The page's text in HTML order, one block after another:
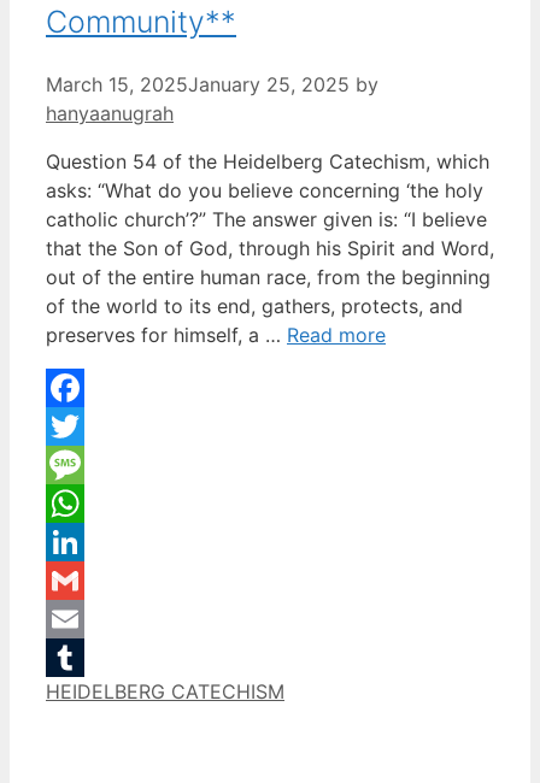
Community**
March 15, 2025January 25, 2025 by
hanyaanugrah
Question 54 of the Heidelberg Catechism, which
asks: “What do you believe concerning ‘the holy
catholic church’?” The answer given is: “I believe
that the Son of God, through his Spirit and Word,
out of the entire human race, from the beginning
of the world to its end, gathers, protects, and
preserves for himself, a … Read more
Facebook
Twitter
Message
WhatsApp
LinkedIn
Gmail
Email
Tumblr
Categories
HEIDELBERG CATECHISM